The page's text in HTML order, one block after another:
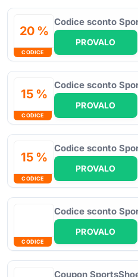
20 %
CODICE
Codice sconto
PROVALO
15 %
CODICE
Codice sconto
PROVALO
15 %
CODICE
Codice sconto
PROVALO
CODICE
Codice sconto
PROVALO
Coupon